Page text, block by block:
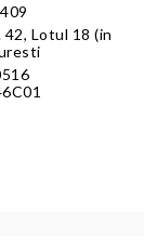
Lotul 18 (in